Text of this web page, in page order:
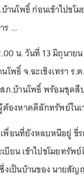
านโพธิ์ ก่อนเข้าไปข
ร ...
น. วันที่ 13 มิถุนา
โพธิ์ จ.ฉะเชิงเทรา ร
ภ.บ้านโพธิ์ พร้อมชุดสื
องหาคดีลักทรัพย์ใน
พื่อนที่ยังหลบหนีอยู่ ขี่
บียน เข้าไปขโมยทรัพ
งเป็นบ้านของ นายสั